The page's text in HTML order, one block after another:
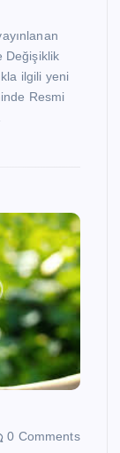
Değişiklik
ilgili yeni
Resmi
0 Comments